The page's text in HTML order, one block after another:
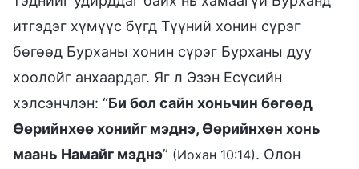
итгэдэг хүмүүс бүгд Түүний хонин сүрэг
бөгөөд Бурханы хонин сүрэг Бурханы дуу
хоолойг анхаардаг. Яг л Эзэн Есүсийн
хэлсэнчлэн: “Би бол сайн хоньчин бөгөөд
Өөрийнхөө хонийг мэднэ, Өөрийнхөн хонь
маань Намайг мэднэ” (Иохан 10:14). Олон